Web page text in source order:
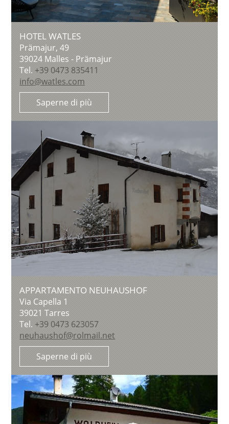
HOTEL WATLES
Prämajur, 49
39024 Malles - Prämajur
Tel.+39 0473 835411
info@watles.com
Saperne di più
APPARTAMENTO NEUHAUSHOF
Via Capella 1
39021 Tarres
Tel.+39 0473 623057
neuhaushof@rolmail.net
Saperne di più